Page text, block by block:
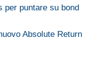
per puntare su bond
Absolute Return